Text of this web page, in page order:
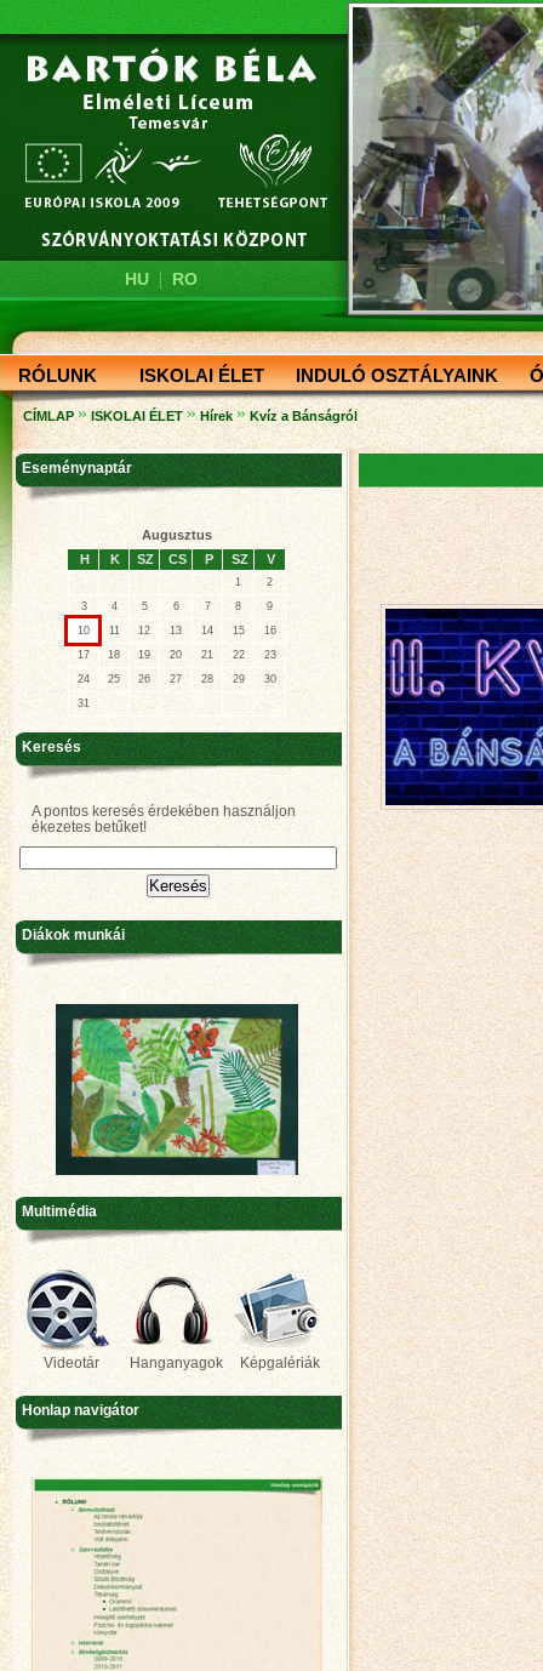
HU| RO
RÓLUNK ISKOLAI ÉLET INDULÓ OSZTÁLYAINK
CÍMLAP » ISKOLAI ÉLET » Hírek » Kvíz a Bánságról
Eseménynaptár
Augusztus
H
K SZ CS P SZ V
1
2
3
4 5 6 7 8
9
10
11 12 13 14 15
16
17
18 19 20 21 22
23
24
25 26 27 28 29
30
31
Keresés
A pontos keresés érdekében használjon
ékezetes betűket!
Diákok munkái
Multimédia
Videotár Hanganyagok Képgalériák
Honlap navigátor